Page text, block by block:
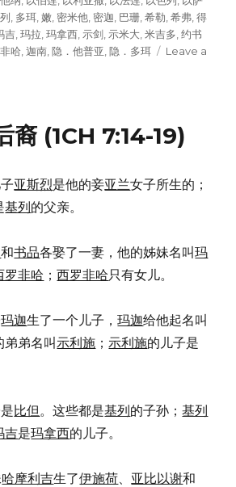
多珥 ,嫩 密米他 密迦 巴珊 ,希勒 ,希弗 ,得
吉 ,玛拉 ,玛拿西 示剑 示米大 ,米吉多 ,约书
哈 ,迦南 ,隐．他普亚 ,隐．多珥
Leave a
裔 (1CH 7:14-19)
亚斯烈是他的妾亚兰女子所生的；
基列的父亲。
和书品各娶了一妻，他的姊妹名叫玛
罗非哈 ；西罗非哈只有女儿。
玛迦生了一个儿子，玛迦给他起名叫
弟弟名叫示利施 ；示利施的儿子是
比但。这些都是基列的子孙；基列
吉是玛拿西的儿子。
哈摩利吉生了伊施荷、 亚比以谢和